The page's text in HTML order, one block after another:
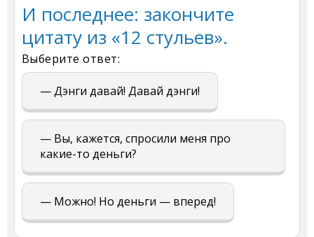
И последнее: закончите
цитату из «12 стульев».
Выберите ответ:
— Дэнги давай! Давай дэнги!
— Вы, кажется, спросили меня про
какие-то деньги?
— Можно! Но деньги — вперед!